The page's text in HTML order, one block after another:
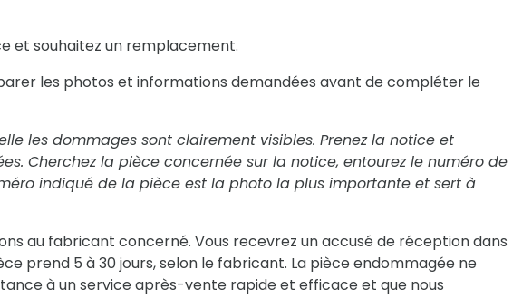
et souhaitez un remplacement.
les photos et informations demandées avant de compléter le
les dommages sont clairement visibles. Prenez la notice et
Cherchez la pièce concernée sur la notice, entourez le numéro de
indiqué de la pièce est la photo la plus importante et sert à
au fabricant concerné. Vous recevrez un accusé de réception dans
prend 5 à 30 jours, selon le fabricant. La pièce endommagée ne
à un service après-vente rapide et efficace et que nous